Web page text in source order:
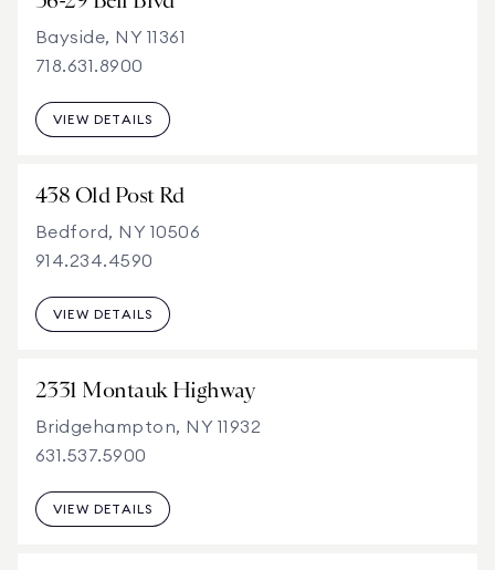
Bayside, NY 11361
718.631.8900
VIEW DETAILS
438 Old Post Rd
Bedford, NY 10506
914.234.4590
VIEW DETAILS
2331 Montauk Highway
Bridgehampton, NY 11932
631.537.5900
VIEW DETAILS